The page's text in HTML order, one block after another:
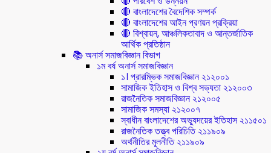
🔴 বাংলাদেশের বৈদেশিক সম্পর্ক
🔴 বাংলাদেশের আইন প্রণয়ন প্রক্রিয়া
🔴 বিশ্বায়ন, আঞ্চলিকতাবাদ ও আন্তর্জাতিক
আর্থিক প্রতিষ্ঠান
📚 অনার্স সমাজবিজ্ঞান বিভাগ
১ম বর্ষ অনার্স সমাজবিজ্ঞান
১। প্রারম্ভিক সমাজবিজ্ঞান ২১২০০১
সামাজিক ইতিহাস ও বিশ্ব সভ্যতা ২১২০০৩
রাজনৈতিক সমাজবিজ্ঞান ২১২০০৫
সামাজিক সমস্যা ২১২০০৭
স্বাধীন বাংলাদেশের অভ্যুদয়ের ইতিহাস ২১১৫০১
রাজনৈতিক তত্ত্ব পরিচিতি ২১১৯০৯
অর্থনীতির মূলনীতি ২১১৯০৯